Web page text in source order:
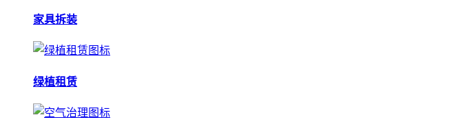
家具拆装
绿植租赁